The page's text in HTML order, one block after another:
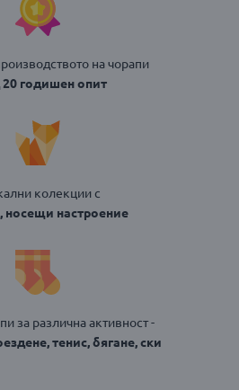
на чорапи
20 годишен опит
колекции с
носещи настроение
за различна активност -
тенис, бягане, ски